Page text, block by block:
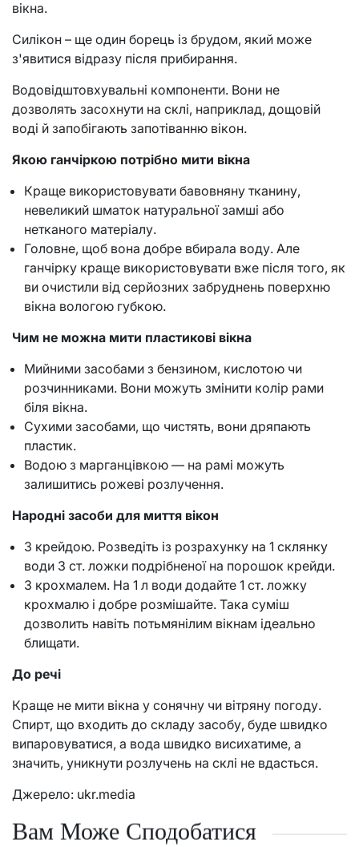
вікна.
Силікон – ще один борець із брудом, який може
з'явитися відразу після прибирання.
Водовідштовхувальні компоненти. Вони не
дозволять засохнути на склі, наприклад, дощовій
воді й запобігають запотіванню вікон.
Якою ганчіркою потрібно мити вікна
Краще використовувати бавовняну тканину,
невеликий шматок натуральної замші або
нетканого матеріалу.
Головне, щоб вона добре вбирала воду. Але
ганчірку краще використовувати вже після того, як
ви очистили від серйозних забруднень поверхню
вікна вологою губкою.
Чим не можна мити пластикові вікна
Мийними засобами з бензином, кислотою чи
розчинниками. Вони можуть змінити колір рами
біля вікна.
Сухими засобами, що чистять, вони дряпають
пластик.
Водою з марганцівкою — на рамі можуть
залишитись рожеві розлучення.
Народні засоби для миття вікон
З крейдою. Розведіть із розрахунку на 1 склянку
води 3 ст. ложки подрібненої на порошок крейди.
З крохмалем. На 1 л води додайте 1 ст. ложку
крохмалю і добре розмішайте. Така суміш
дозволить навіть потьмянілим вікнам ідеально
блищати.
До речі
Краще не мити вікна у сонячну чи вітряну погоду.
Спирт, що входить до складу засобу, буде швидко
випаровуватися, а вода швидко висихатиме, а
значить, уникнути розлучень на склі не вдасться.
Джерело: ukr.media
Вам Може Сподобатися